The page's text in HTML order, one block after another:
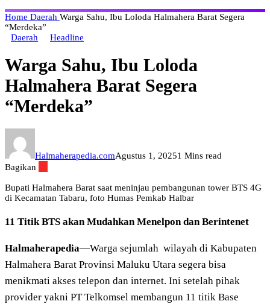
Home Daerah Warga Sahu, Ibu Loloda Halmahera Barat Segera
“Merdeka”
Daerah
Headline
Warga Sahu, Ibu Loloda
Halmahera Barat Segera
“Merdeka”
Halmaherapedia.comAgustus 1, 20251 Mins read
Bagikan
Bupati Halmahera Barat saat meninjau pembangunan tower BTS 4G
di Kecamatan Tabaru, foto Humas Pemkab Halbar
11 Titik BTS akan Mudahkan Menelpon dan Berintenet
Halmaherapedia—Warga sejumlah wilayah di Kabupaten
Halmahera Barat Provinsi Maluku Utara segera bisa
menikmati akses telepon dan internet. Ini setelah pihak
provider yakni PT Telkomsel membangun 11 titik Base